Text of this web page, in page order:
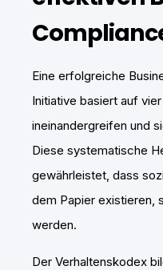
Eine erfolgreiche
Initiative basiert auf
ineinandergreifen und
Diese systematische
gewährleistet, dass
dem Papier existieren,
werden.
Der Verhaltenskodex